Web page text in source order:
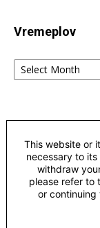
Vremeplov
Vremeplov
This work is
This website or
necessary to
withdraw
please refer to
or continuing